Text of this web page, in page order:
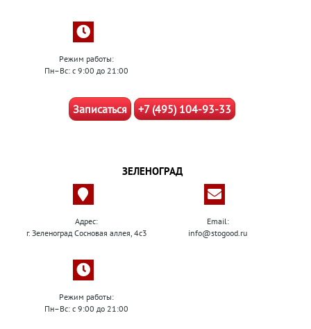
Режим работы:
Пн–Вс: с 9:00 до 21:00
Записаться +7 (495) 104-93-33
ЗЕЛЕНОГРАД
Адрес:
г. Зеленоград Сосновая аллея, 4с3
Email:
info@stogood.ru
Режим работы:
Пн–Вс: с 9:00 до 21:00